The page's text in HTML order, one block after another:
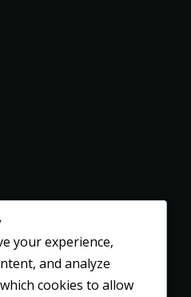
your experience,
and analyze
cookies to allow